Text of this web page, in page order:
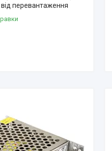
від перевантаження